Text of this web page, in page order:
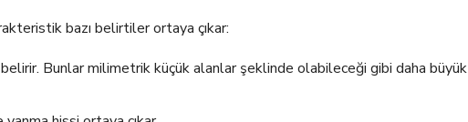
bazı belirtiler ortaya çıkar:
Bunlar milimetrik küçük alanlar şeklinde olabileceği gibi daha büyük